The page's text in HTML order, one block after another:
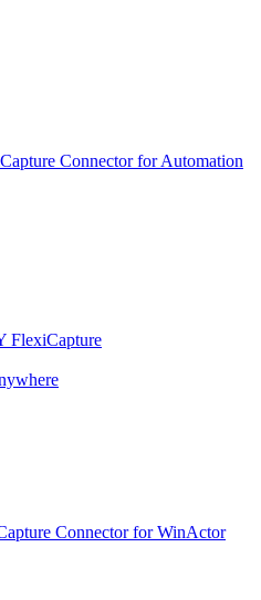
Connector for Automation
FlexiCapture
Connector for WinActor